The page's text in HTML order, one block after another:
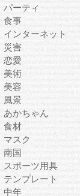
パーティ
食事
インターネット
災害
恋愛
美術
美容
風景
あかちゃん
食材
マスク
南国
スポーツ用具
テンプレート
中年